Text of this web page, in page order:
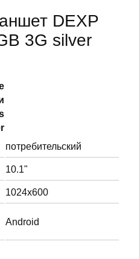
DEXP
3G silver
потребительский
10.1"
1024x600
Android